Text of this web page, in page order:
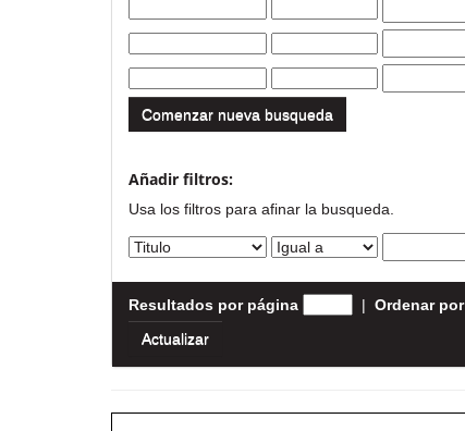
Comenzar nueva busqueda
Añadir filtros:
Usa los filtros para afinar la busqueda.
Resultados por página | Ordenar por